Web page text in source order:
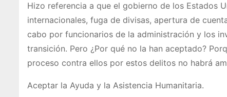
Hizo referencia a que el gobierno de los Estados
internacionales, fuga de divisas, apertura de
cabo por funcionarios de la administración y los
transición. Pero ¿Por qué no la han aceptado?
proceso contra ellos por estos delitos no habrá
Aceptar la Ayuda y la Asistencia Humanitaria.